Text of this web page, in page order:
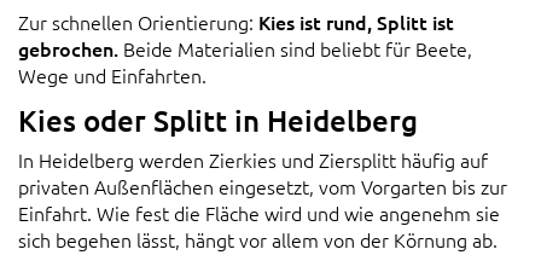
Zur schnellen Orientierung: Kies ist rund, Splitt ist
gebrochen. Beide Materialien sind beliebt für Beete,
Wege und Einfahrten.
Kies oder Splitt in Heidelberg
In Heidelberg werden Zierkies und Ziersplitt häufig auf
privaten Außenflächen eingesetzt, vom Vorgarten bis zur
Einfahrt. Wie fest die Fläche wird und wie angenehm sie
sich begehen lässt, hängt vor allem von der Körnung ab.